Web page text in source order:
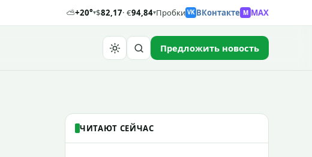
⛅+20°▾$82,17· €94,84▾Пробки VK ВКонтакте M MAX
Предложить новость
ЧИТАЮТ СЕЙЧАС